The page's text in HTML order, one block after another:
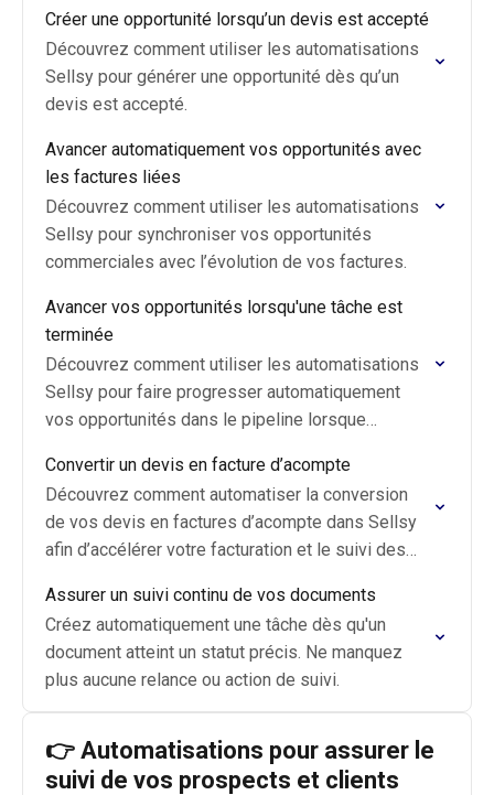
l’acceptation…
Créer une opportunité lorsqu’un devis est accepté
Découvrez comment utiliser les automatisations
Sellsy pour générer une opportunité dès qu’un
devis est accepté.
Avancer automatiquement vos opportunités avec
les factures liées
Découvrez comment utiliser les automatisations
Sellsy pour synchroniser vos opportunités
commerciales avec l’évolution de vos factures.
Avancer vos opportunités lorsqu'une tâche est
terminée
Découvrez comment utiliser les automatisations
Sellsy pour faire progresser automatiquement
vos opportunités dans le pipeline lorsque
Convertir un devis en facture d’acompte
Découvrez comment automatiser la conversion
de vos devis en factures d’acompte dans Sellsy
afin d’accélérer votre facturation et le suivi des
Assurer un suivi continu de vos documents
Créez automatiquement une tâche dès qu'un
document atteint un statut précis. Ne manquez
plus aucune relance ou action de suivi.
👉 Automatisations pour assurer le
suivi de vos prospects et clients